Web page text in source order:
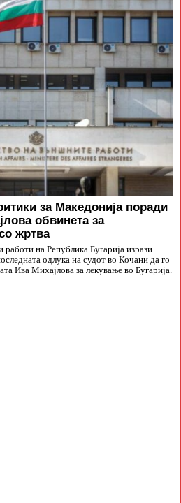
за Македонија поради
обвинета за
жртва
на Република Бугарија изрази
одлука на судот во Кочани да го
Ива Михајлова за лекување во Бугарија.